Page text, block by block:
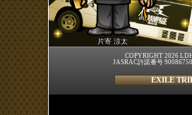
片寄 涼太
COPYRIGHT 2026
JASRAC許諾番号
EXILE